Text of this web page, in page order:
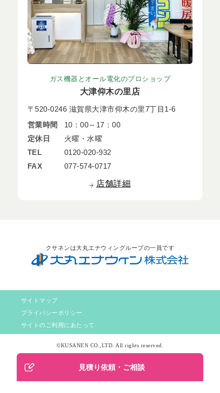
ガス機器とオール電化のプロショップ
大津仰木の里店
〒520-0246 滋賀県大津市仰木の里7丁目1-6
営業時間
10：00～17：00
定休日
火曜・水曜
TEL
0120-020-932
FAX
077-574-0717
店舗詳細
クサネンは大丸エナウィングループの一員です
サイトマップ
プライバシーポリシー
サイトのご利用にあたって
©KUSANEN CO.,LTD. All rights reserved.
見積り依頼・ご相談